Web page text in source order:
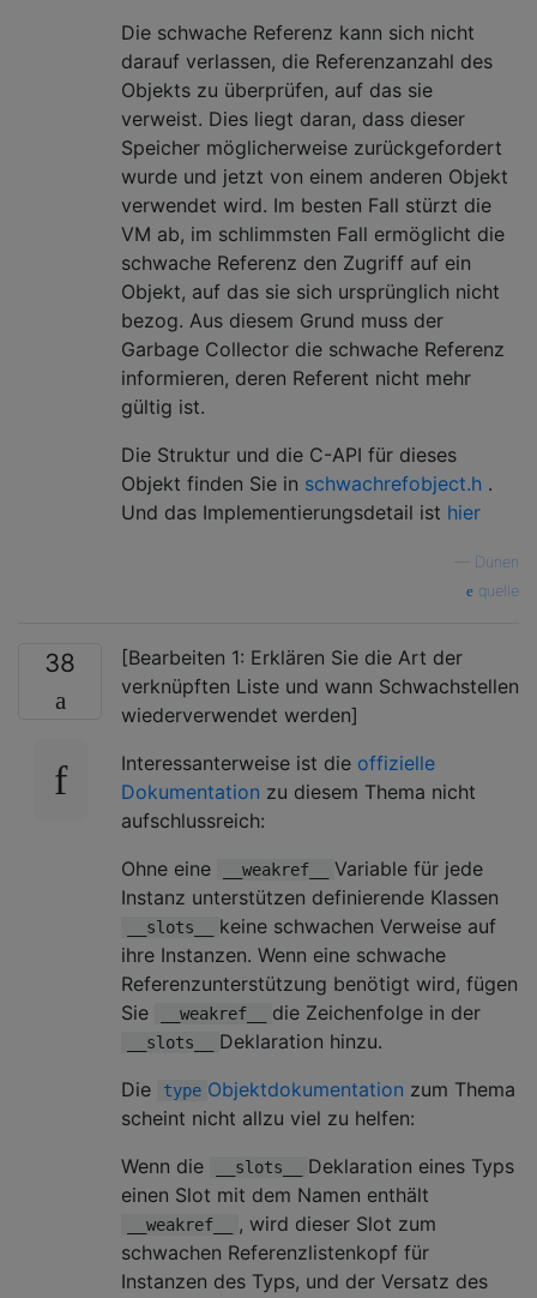
Die schwache Referenz kann sich nicht
darauf verlassen, die Referenzanzahl des
Objekts zu überprüfen, auf das sie
verweist. Dies liegt daran, dass dieser
Speicher möglicherweise zurückgefordert
wurde und jetzt von einem anderen Objekt
verwendet wird. Im besten Fall stürzt die
VM ab, im schlimmsten Fall ermöglicht die
schwache Referenz den Zugriff auf ein
Objekt, auf das sie sich ursprünglich nicht
bezog. Aus diesem Grund muss der
Garbage Collector die schwache Referenz
informieren, deren Referent nicht mehr
gültig ist.
Die Struktur und die C-API für dieses
Objekt finden Sie in schwachrefobject.h .
Und das Implementierungsdetail ist hier
Dünen
quelle
38
[Bearbeiten 1: Erklären Sie die Art der
verknüpften Liste und wann Schwachstellen
wiederverwendet werden]
Interessanterweise ist die offizielle
Dokumentation zu diesem Thema nicht
aufschlussreich:
Ohne eine
__weakref__
Variable für jede
Instanz unterstützen definierende Klassen
__slots__
keine schwachen Verweise auf
ihre Instanzen. Wenn eine schwache
Referenzunterstützung benötigt wird, fügen
Sie
__weakref__ die Zeichenfolge in der
__slots__
Deklaration hinzu.
Die
type Objektdokumentation zum Thema
scheint nicht allzu viel zu helfen:
Wenn die
__slots__
Deklaration eines Typs
einen Slot mit dem Namen enthält
__weakref__
, wird dieser Slot zum
schwachen Referenzlistenkopf für
Instanzen des Typs, und der Versatz des